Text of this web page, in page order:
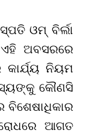
ଓମ୍‌ ବିର୍ଲା
ଅବସରରେ
ନିୟମ
କୌଣସି
ଆଗତ